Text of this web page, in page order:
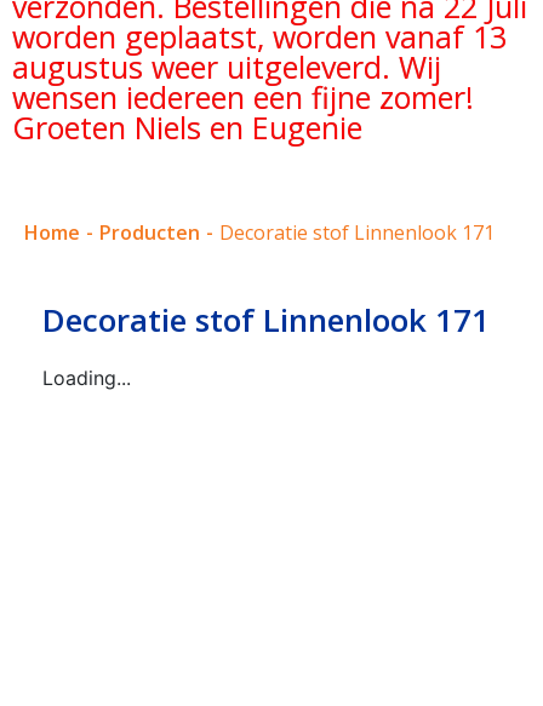
worden geplaatst, worden vanaf 13
augustus weer uitgeleverd. Wij
wensen iedereen een fijne zomer!
Groeten Niels en Eugenie
Home - Producten - Decoratie stof Linnenlook 171
Decoratie stof Linnenlook 171
Loading...